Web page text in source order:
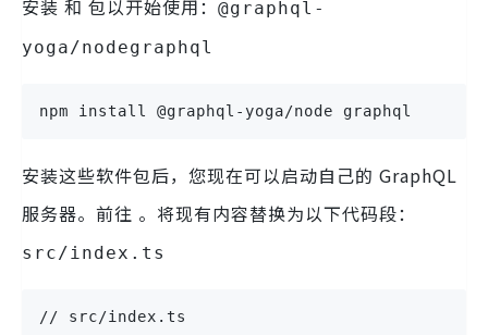
安装 和 包以开始使用： @graphql-
yoga/nodegraphql
npm install @graphql-yoga/node graphql
安装这些软件包后，您现在可以启动自己的 GraphQL
服务器。前往 。将现有内容替换为以下代码段：
src/index.ts
// src/index.ts